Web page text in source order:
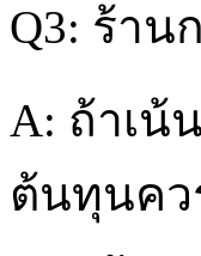
Q3: ร้า
A: ถ้าเน้
ต้นทุนคว